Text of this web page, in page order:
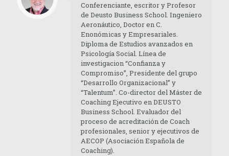
Conferenciante, escritor y Profesor
de Deusto Business School. Ingeniero
Aeronáutico, Doctor en C.
Enonómicas y Empresariales.
Diploma de Estudios avanzados en
Psicología Social. Línea de
investigacion “Confianza y
Compromiso”, Presidente del grupo
“Desarrollo Organizacional” y
“Talentum”. Co-director del Máster de
Coaching Ejecutivo en DEUSTO
Business School. Evaluador del
proceso de acreditación de Coach
profesionales, senior y ejecutivos de
AECOP (Asociación Española de
Coaching).